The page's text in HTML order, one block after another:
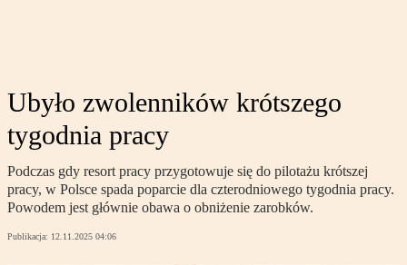
Ubyło zwolenników krótszego
tygodnia pracy
Podczas gdy resort pracy przygotowuje się do pilotażu krótszej
pracy, w Polsce spada poparcie dla czterodniowego tygodnia pracy.
Powodem jest głównie obawa o obniżenie zarobków.
Publikacja: 12.11.2025 04:06